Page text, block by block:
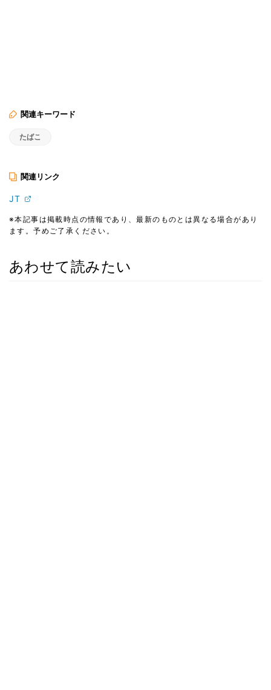
関連キーワード
たばこ
関連リンク
JT
※本記事は掲載時点の情報であり、最新のものとは異なる場合があり
ます。予めご了承ください。
あわせて読みたい